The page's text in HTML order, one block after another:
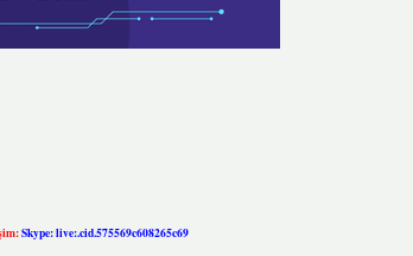
Skype: live:.cid.575569c608265c69